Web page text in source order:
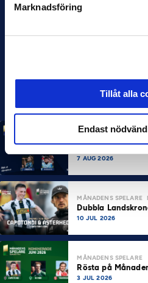
Marknadsföring
Tillåt alla
Endast
Rösta på
7 AUG 2026
MÅNADENS SPELARE
Dubbla
10 JUL 2026
MÅNADENS SPELARE
Rösta på
3 JUL 2026